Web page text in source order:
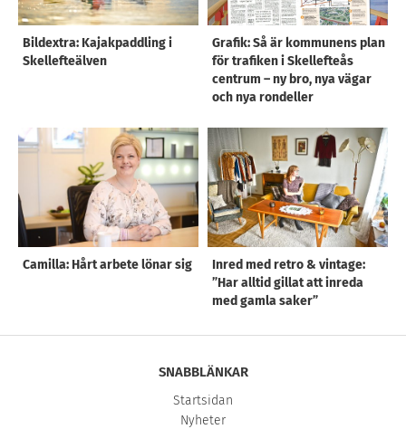
Bildextra: Kajakpaddling i
Skellefteälven
Grafik: Så är kommunens plan
för trafiken i Skellefteås
centrum – ny bro, nya vägar
och nya rondeller
Camilla: Hårt arbete lönar sig
Inred med retro & vintage:
”Har alltid gillat att inreda
med gamla saker”
SNABBLÄNKAR
Startsidan
Nyheter